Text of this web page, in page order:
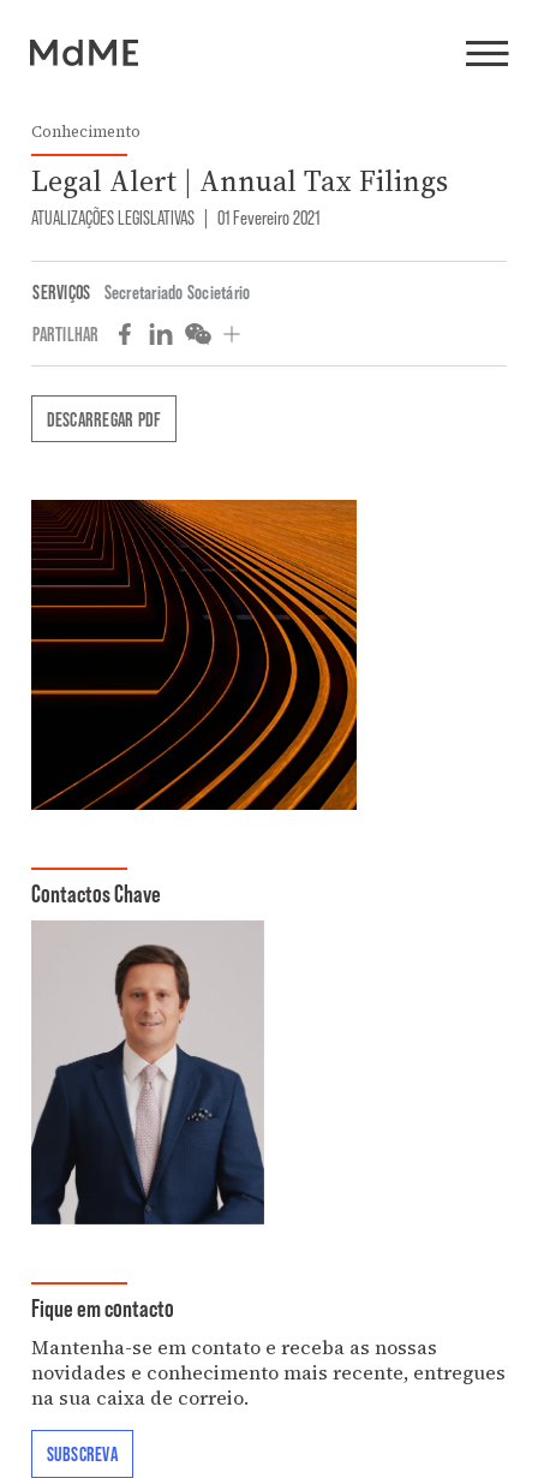
Conhecimento
Legal Alert | Annual Tax Filings
ATUALIZAÇÕES LEGISLATIVAS | 01 Fevereiro 2021
SERVIÇOS
Secretariado Societário
PARTILHAR
DESCARREGAR PDF
Contactos Chave
Fique em contacto
Mantenha-se em contato e receba as nossas
novidades e conhecimento mais recente, entregues
na sua caixa de correio.
SUBSCREVA